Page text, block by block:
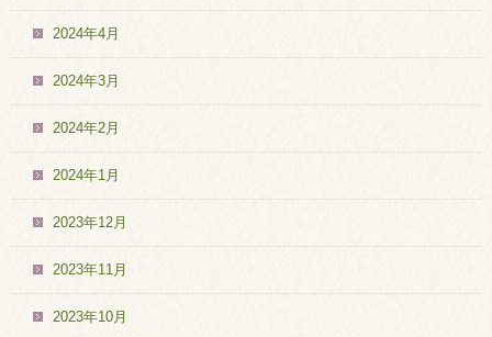
2024年4月
2024年3月
2024年2月
2024年1月
2023年12月
2023年11月
2023年10月